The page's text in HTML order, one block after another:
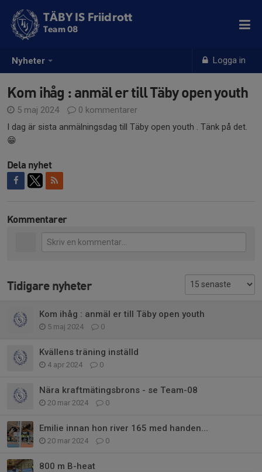
Nyheter Logga in
TÄBY IS Friidrott
Team 08
Kom ihåg : anmäl er till Täby open youth
5 maj 2024
0 kommentarer
I dag är sista anmälningsdag till Täby open youth . Tänk på det.
😁
Dela nyhet
Kommentarer
Tidigare nyheter
Kom ihåg : anmäl er till Täby open youth
5 maj 2024 0
Kvällens träning inställd
4 apr 2024 0
Nära kraftmätingsbrons - se Team-08
20 mar 2024 0
Emilie innan hon river 165 med handen...
20 mar 2024 0
800 m B-heat